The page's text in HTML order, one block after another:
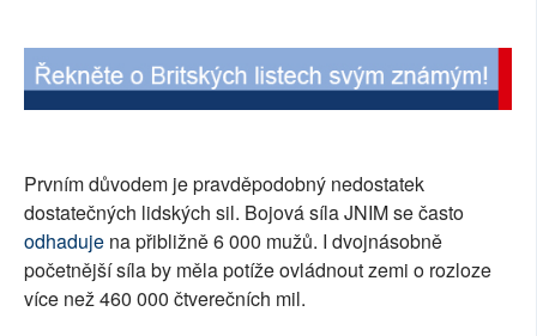
Prvním důvodem je pravděpodobný nedostatek
dostatečných lidských sil. Bojová síla JNIM se často
odhaduje na přibližně 6 000 mužů. I dvojnásobně
početnější síla by měla potíže ovládnout zemi o rozloze
více než 460 000 čtverečních mil.